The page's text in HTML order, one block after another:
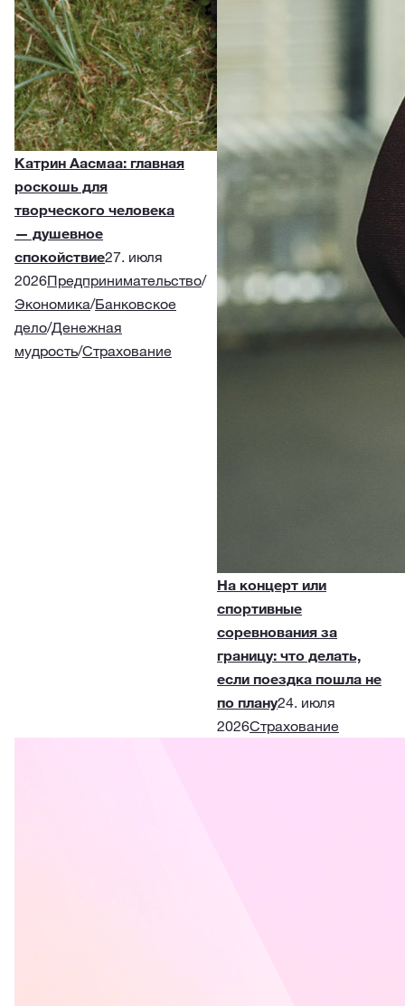
Катрин Аасмаа: главная
роскошь для
творческого человека
— душевное
спокойствие27. июля
2026Предпринимательство/
Экономика/Банковское
дело/Денежная
мудрость/Страхование
На концерт или
спортивные
соревнования за
границу: что делать,
если поездка пошла не
по плану24. июля
2026Страхование